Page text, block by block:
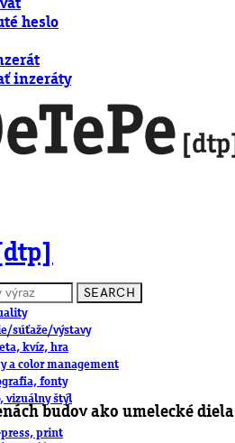
heslo
inzeráty
súťaže/výstavy
kvíz, hra
a color management
fonty
vizuálny štýl
print
SEARCH
budov ako umelecké diela